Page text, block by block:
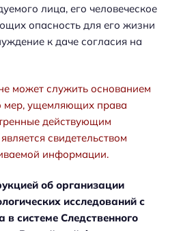
лица, его человеческое
опасность для его жизни
к даче согласия на
может служить основанием
мер, ущемляющих права
действующим
свидетельством
информации.
об организации
исследований с
системе Следственного